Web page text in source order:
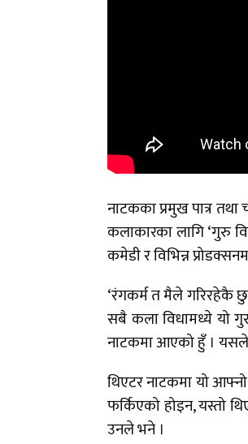
नाटकका प्रमुख पात्र तथा
कलाकारका लागि ‘गुरु
कमेडी र विभिन्न
‘रंगकर्म त मैले गरिरहेकै
सबै कला विधामध्ये यो
नाटकमा आएको हुँ । यसले
थिएटर नाटकमा यो
फर्किएको होइन, यस्तो
उनले भने ।